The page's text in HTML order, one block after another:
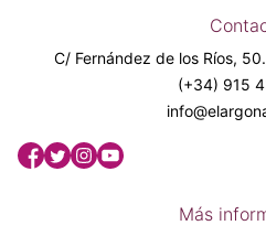
C/ Fernández de los Ríos,
(+34) 915
Más